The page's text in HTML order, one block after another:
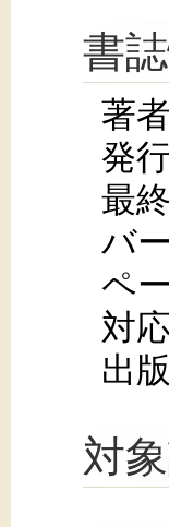
書
著
発
最
バ
ペ
対
出
対